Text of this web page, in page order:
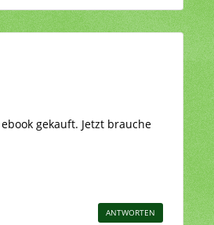
gekauft. Jetzt brauche
ANTWORTEN